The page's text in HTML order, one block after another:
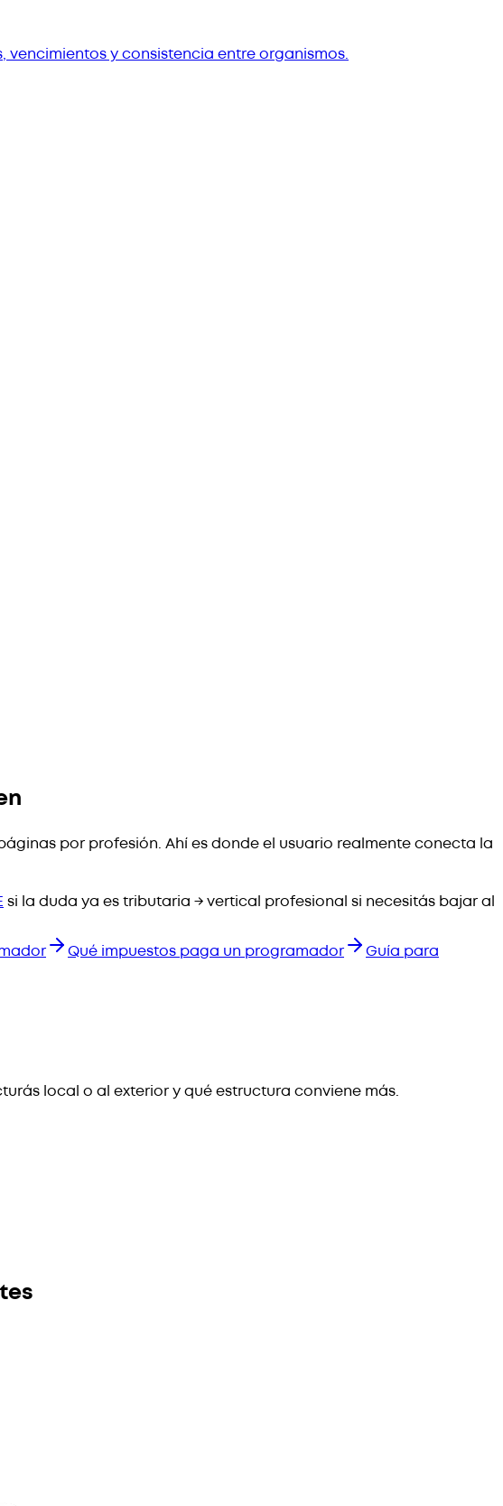
y consistencia entre organismos.
por profesión. Ahí es donde el usuario realmente conecta la
si la duda ya es tributaria → vertical profesional si necesitás bajar al
Qué impuestos paga un programador
Guía para
local o al exterior y qué estructura conviene más.